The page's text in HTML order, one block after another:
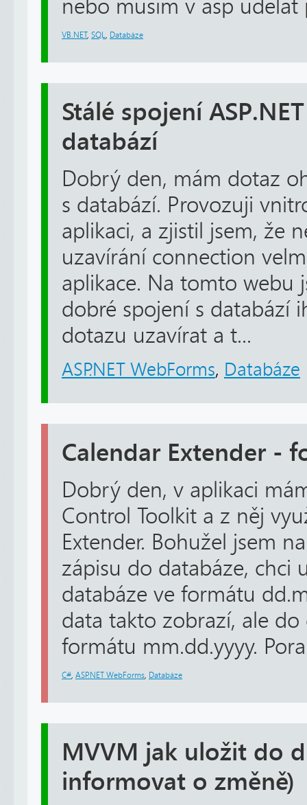
nebo musim v asp udelat
VB.NET, SQL Databáze
Stálé spojení
databází
Dobrý den, mám dotaz
s databází. Provozuji
aplikaci, a zjistil jsem, že
uzavírání connection
aplikace. Na tomto webu
dobré spojení s databází
dotazu uzavírat a t...
ASP.NET WebForms, Databáze
Calendar Extender -
Dobrý den, v aplikaci
Control Toolkit a z něj
Extender. Bohužel jsem
zápisu do databáze, chci
databáze ve formátu
data takto zobrazí, ale do
formátu mm.dd.yyyy.
C# ASP.NET WebForms Databáze
MVVM jak uložit do
informovat o změně)